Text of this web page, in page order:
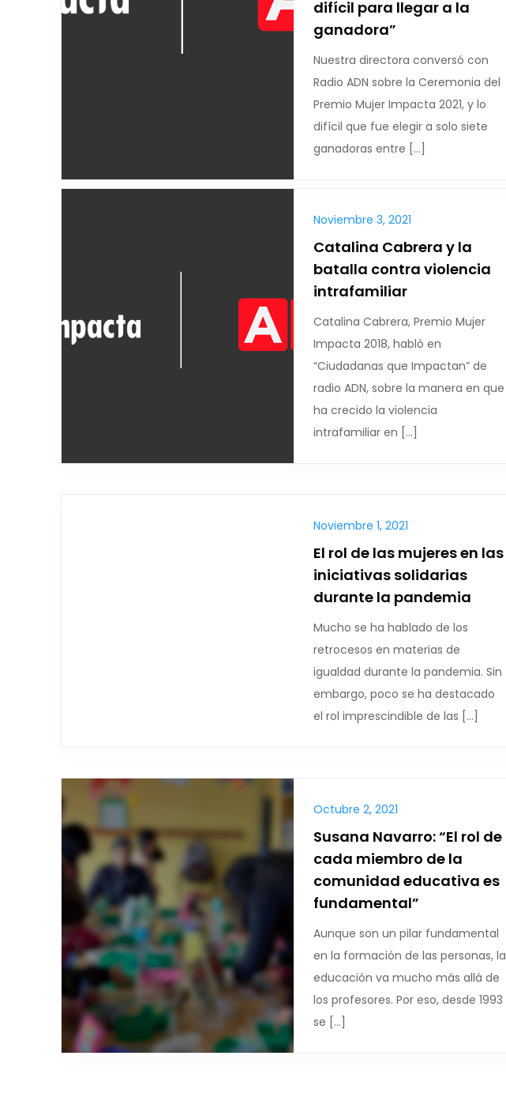
difícil para llegar a la
ganadora”
Nuestra directora conversó con
Radio ADN sobre la Ceremonia del
Premio Mujer Impacta 2021, y lo
difícil que fue elegir a solo siete
ganadoras entre […]
Noviembre 3, 2021
Catalina Cabrera y la
batalla contra violencia
intrafamiliar
Catalina Cabrera, Premio Mujer
Impacta 2018, habló en
“Ciudadanas que Impactan” de
radio ADN, sobre la manera en que
ha crecido la violencia
intrafamiliar en […]
Noviembre 1, 2021
El rol de las mujeres en las
iniciativas solidarias
durante la pandemia
Mucho se ha hablado de los
retrocesos en materias de
igualdad durante la pandemia. Sin
embargo, poco se ha destacado
el rol imprescindible de las […]
Octubre 2, 2021
Susana Navarro: “El rol de
cada miembro de la
comunidad educativa es
fundamental”
Aunque son un pilar fundamental
en la formación de las personas, la
educación va mucho más allá de
los profesores. Por eso, desde 1993
se […]